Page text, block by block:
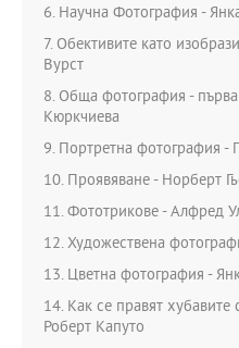
6. Научна Фотография -
7. Обективите като
Вурст
8. Обща фотография - първа
Кюркчиева
9. Портретна фотография -
10. Проявяване - Норберт
11. Фототрикове - Алфред
12. Художествена
13. Цветна фотография -
14. Как се правят
Роберт Капуто